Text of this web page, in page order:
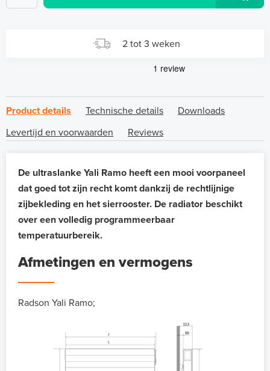
2 tot 3 weken
Product details Technische details
Downloads
Levertijd en voorwaarden
Reviews
De ultraslanke Yali Ramo heeft een mooi voorpaneel
dat goed tot zijn recht komt dankzij de rechtlijnige
zijbekleding en het sierrooster. De radiator beschikt
over een volledig programmeerbaar
temperatuurbereik.
Afmetingen en vermogens
Radson Yali Ramo;